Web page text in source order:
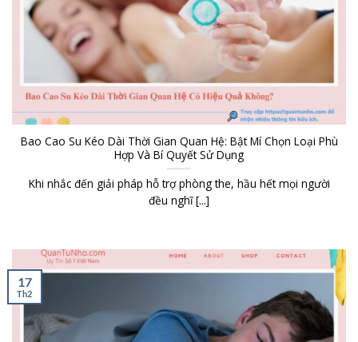
Bao Cao Su Kéo Dài Thời Gian Quan Hệ: Bật Mí Chọn Loại Phù
Hợp Và Bí Quyết Sử Dụng
Khi nhắc đến giải pháp hỗ trợ phòng the, hầu hết mọi người
đều nghĩ [...]
17
Th2